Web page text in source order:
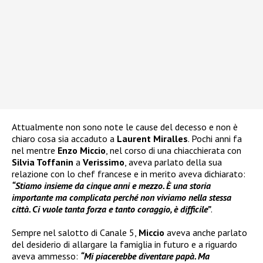
Attualmente non sono note le cause del decesso e non è
chiaro cosa sia accaduto a Laurent Miralles. Pochi anni fa
nel mentre Enzo Miccio , nel corso di una chiacchierata con
Silvia Toffanin a Verissimo , aveva parlato della sua
relazione con lo chef francese e in merito aveva dichiarato:
“Stiamo insieme da cinque anni e mezzo. È una storia
importante ma complicata perché non viviamo nella stessa
città. Ci vuole tanta forza e tanto coraggio, è difficile”.
Sempre nel salotto di Canale 5, Miccio aveva anche parlato
del desiderio di allargare la famiglia in futuro e a riguardo
aveva ammesso: “Mi piacerebbe diventare papà. Ma